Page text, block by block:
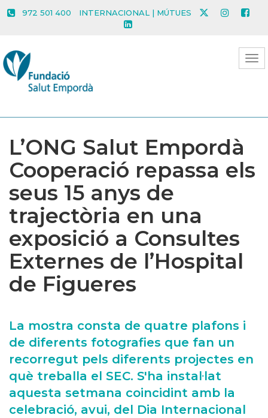
972 501 400 INTERNACIONAL | MÚTUES
L’ONG Salut Empordà
Cooperació repassa els
seus 15 anys de
trajectòria en una
exposició a Consultes
Externes de l’Hospital
de Figueres
​​​​​La mostra consta de quatre plafons i
de diferents fotografies que fan un
recorregut pels diferents projectes en
què treballa el SEC. S'ha instal·lat
aquesta setmana coincidint amb la
celebració, avui, del Dia Internacional